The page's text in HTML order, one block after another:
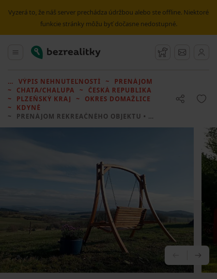
Vyzerá to, že náš server prechádza údržbou alebo ste offline. Niektoré
funkcie stránky môžu byť dočasne nedostupné.
Hlavné menu
Bezrealitky Strážny pes
Správy
VÝPIS NEHNUTEĽNOSTÍ
PRENÁJOM
CHATA/CHALUPA
ČESKÁ REPUBLIKA
PLZEŇSKÝ KRAJ
OKRES DOMAŽLICE
KDYNĚ
PRENÁJOM REKREAČNÉHO OBJEKTU • 1 LOŽNICE BEZ REALITKY